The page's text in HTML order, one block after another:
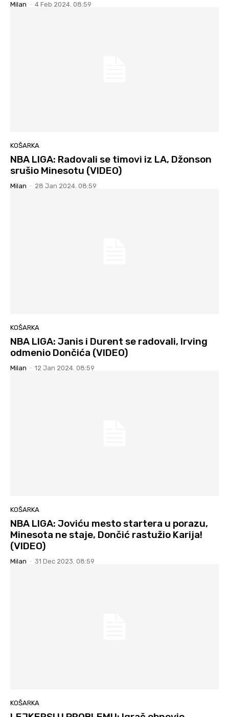
Milan - 4 Feb 2024. 08:59
KOŠARKA
NBA LIGA: Radovali se timovi iz LA, Džonson
srušio Minesotu (VIDEO)
Milan - 28 Jan 2024. 08:59
KOŠARKA
NBA LIGA: Janis i Durent se radovali, Irving
odmenio Dončića (VIDEO)
Milan - 12 Jan 2024. 08:59
KOŠARKA
NBA LIGA: Joviću mesto startera u porazu,
Minesota ne staje, Dončić rastužio Karija!
(VIDEO)
Milan - 31 Dec 2023. 08:59
KOŠARKA